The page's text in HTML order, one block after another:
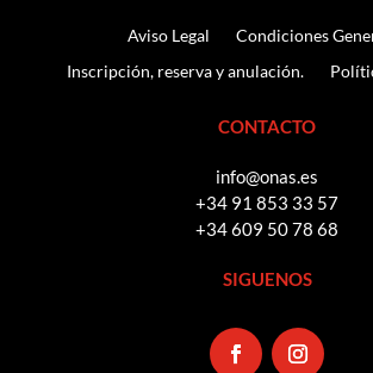
Aviso Legal
Condiciones
Inscripción, reserva y anulación.
CONTACTO
info@onas.es
+34 91 853 33 57
+34 609 50 78 68
SIGUENOS